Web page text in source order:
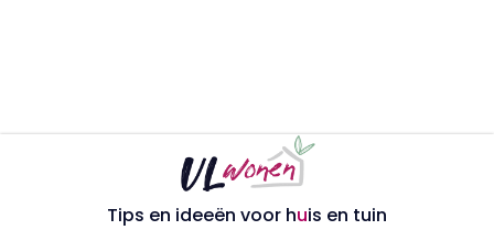
Tips en ideeën voor huis en tuin